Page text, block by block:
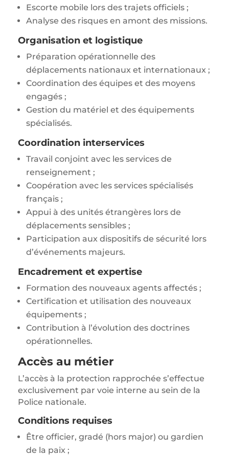
Escorte mobile lors des trajets officiels ;
Analyse des risques en amont des missions.
Organisation et logistique
Préparation opérationnelle des
déplacements nationaux et internationaux ;
Coordination des équipes et des moyens
engagés ;
Gestion du matériel et des équipements
spécialisés.
Coordination interservices
Travail conjoint avec les services de
renseignement ;
Coopération avec les services spécialisés
français ;
Appui à des unités étrangères lors de
déplacements sensibles ;
Participation aux dispositifs de sécurité lors
d’événements majeurs.
Encadrement et expertise
Formation des nouveaux agents affectés ;
Certification et utilisation des nouveaux
équipements ;
Contribution à l’évolution des doctrines
opérationnelles.
Accès au métier
L’accès à la protection rapprochée s’effectue
exclusivement par voie interne au sein de la
Police nationale.
Conditions requises
Être officier, gradé (hors major) ou gardien
de la paix ;